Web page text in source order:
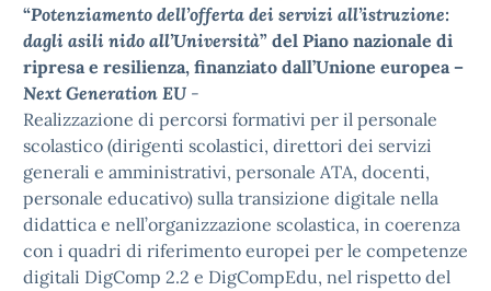
“Potenziamento dell’offerta dei servizi all’istruzione:
dagli asili nido all’Università” del Piano nazionale di
ripresa e resilienza, finanziato dall’Unione europea –
Next Generation EU -
Realizzazione di percorsi formativi per il personale
scolastico (dirigenti scolastici, direttori dei servizi
generali e amministrativi, personale ATA, docenti,
personale educativo) sulla transizione digitale nella
didattica e nell’organizzazione scolastica, in coerenza
con i quadri di riferimento europei per le competenze
digitali DigComp 2.2 e DigCompEdu, nel rispetto del